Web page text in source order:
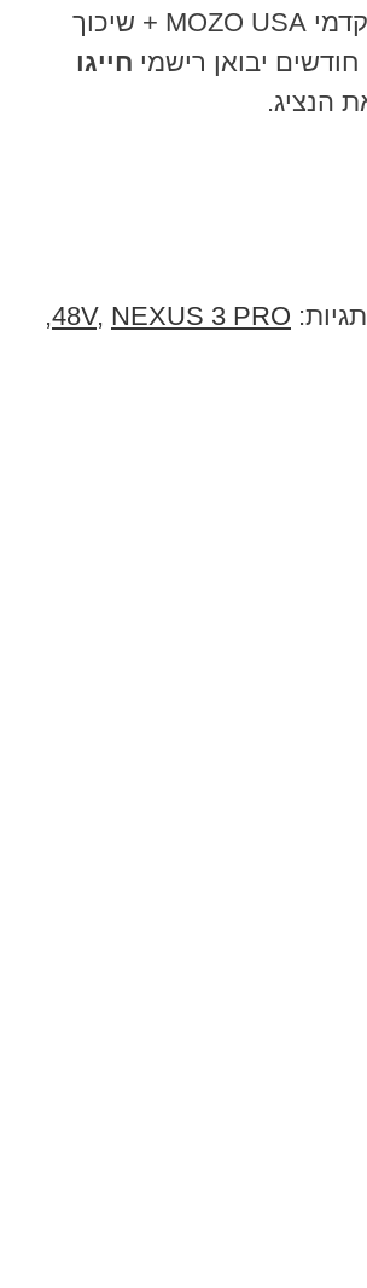
ידיות עור בגימור אדום גלגלים: ג’נטים מגזניום מיוחדים עם צמיגי כביש רחבים סופר איכותיים 20X3.0 שיכוך: מזלג קדמי MOZO USA + שיכוך
חייגו
תגיות: 48V, NEXUS 3 PRO
,